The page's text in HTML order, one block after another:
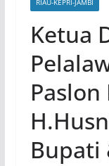
RIAU-KEPRI-JAMBI
Ketua
Paslon
Bupati